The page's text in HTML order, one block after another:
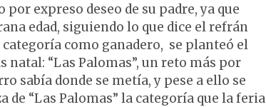
expreso deseo de su padre, ya que
edad, siguiendo lo que dice el refrán
como ganadero, se planteó el
natal: “Las Palomas”, un reto más por
sabía donde se metía, y pese a ello se
“Las Palomas” la categoría que la feria